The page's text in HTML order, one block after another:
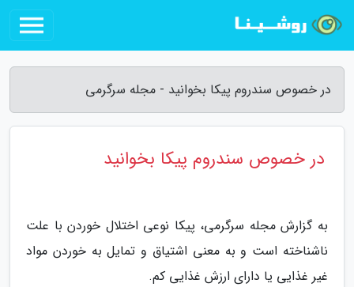
در خصوص سندروم پیکا بخوانید - مجله سرگرمی
در خصوص سندروم پیکا بخوانید
به گزارش مجله سرگرمی، پیکا نوعی اختلال خوردن با علت
ناشناخته است و به معنی اشتیاق و تمایل به خوردن مواد
غیر غذایی یا دارای ارزش غذایی کم.